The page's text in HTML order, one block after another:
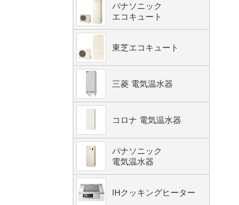
パナソニック
エコキュート
東芝エコキュート
三菱 電気温水器
コロナ 電気温水器
パナソニック
電気温水器
IHクッキングヒーター